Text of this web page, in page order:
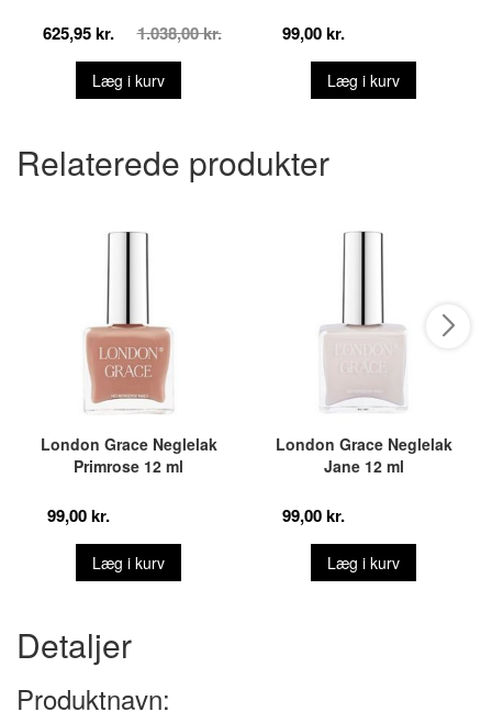
625,95 kr. 1.038,00 kr.
Læg i kurv
99,00 kr.
Læg i kurv
Relaterede produkter
London Grace Neglelak
Primrose 12 ml
99,00 kr.
Læg i kurv
London Grace Neglelak
Jane 12 ml
99,00 kr.
Læg i kurv
Detaljer
Produktnavn: